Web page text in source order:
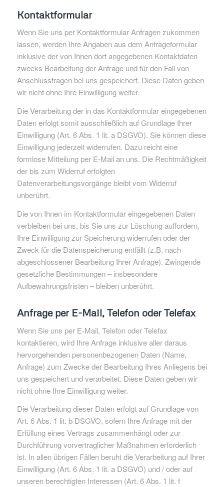
Kontaktformular
Wenn Sie uns per Kontaktformular Anfragen zukommen
lassen, werden Ihre Angaben aus dem Anfrageformular
inklusive der von Ihnen dort angegebenen Kontaktdaten
zwecks Bearbeitung der Anfrage und für den Fall von
Anschlussfragen bei uns gespeichert. Diese Daten geben
wir nicht ohne Ihre Einwilligung weiter.
Die Verarbeitung der in das Kontaktformular eingegebenen
Daten erfolgt somit ausschließlich auf Grundlage Ihrer
Einwilligung (Art. 6 Abs. 1 lit. a DSGVO). Sie können diese
Einwilligung jederzeit widerrufen. Dazu reicht eine
formlose Mitteilung per E-Mail an uns. Die Rechtmäßigkeit
der bis zum Widerruf erfolgten
Datenverarbeitungsvorgänge bleibt vom Widerruf
unberührt.
Die von Ihnen im Kontaktformular eingegebenen Daten
verbleiben bei uns, bis Sie uns zur Löschung auffordern,
Ihre Einwilligung zur Speicherung widerrufen oder der
Zweck für die Datenspeicherung entfällt (z.B. nach
abgeschlossener Bearbeitung Ihrer Anfrage). Zwingende
gesetzliche Bestimmungen – insbesondere
Aufbewahrungsfristen – bleiben unberührt.
Anfrage per E-Mail, Telefon oder Telefax
Wenn Sie uns per E-Mail, Telefon oder Telefax
kontaktieren, wird Ihre Anfrage inklusive aller daraus
hervorgehenden personenbezogenen Daten (Name,
Anfrage) zum Zwecke der Bearbeitung Ihres Anliegens bei
uns gespeichert und verarbeitet. Diese Daten geben wir
nicht ohne Ihre Einwilligung weiter.
Die Verarbeitung dieser Daten erfolgt auf Grundlage von
Art. 6 Abs. 1 lit. b DSGVO, sofern Ihre Anfrage mit der
Erfüllung eines Vertrags zusammenhängt oder zur
Durchführung vorvertraglicher Maßnahmen erforderlich
ist. In allen übrigen Fällen beruht die Verarbeitung auf Ihrer
Einwilligung (Art. 6 Abs. 1 lit. a DSGVO) und / oder auf
unseren berechtigten Interessen (Art. 6 Abs. 1 lit. f